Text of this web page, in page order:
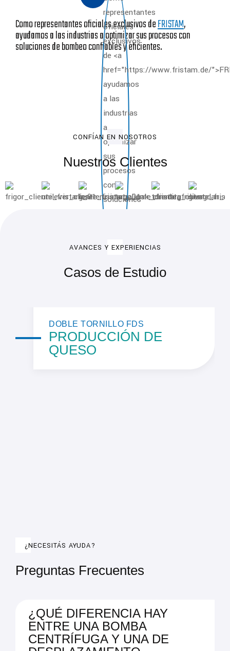
Como representantes oficiales exclusivos deFRISTAM,
ayudamos a las industrias a optimizar sus procesos con
soluciones de bombeo confiables y eficientes.
CONFÍAN EN NOSOTROS
Nuestros Clientes
AVANCES Y EXPERIENCIAS
Casos de Estudio
DOBLE TORNILLO FDS
PRODUCCIÓN DE
QUESO
¿NECESITÁS AYUDA?
Preguntas Frecuentes
¿QUÉ DIFERENCIA HAY
ENTRE UNA BOMBA
CENTRÍFUGA Y UNA DE